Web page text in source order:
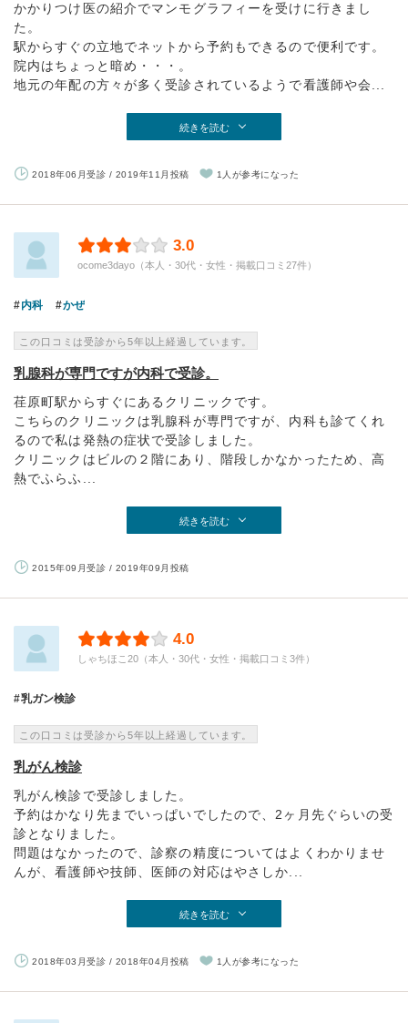
かかりつけ医の紹介でマンモグラフィーを受けに行きまし
た。
駅からすぐの立地でネットから予約もできるので便利です。
院内はちょっと暗め・・・。
地元の年配の方々が多く受診されているようで看護師や会...
続きを読む
2018年06月受診 / 2019年11月投稿 1人が参考になった
3.0
ocome3dayo（本人・30代・女性・掲載口コミ27件）
内科 かぜ
この口コミは受診から5年以上経過しています。
乳腺科が専門ですが内科で受診。
荏原町駅からすぐにあるクリニックです。
こちらのクリニックは乳腺科が専門ですが、内科も診てくれ
るので私は発熱の症状で受診しました。
クリニックはビルの２階にあり、階段しかなかったため、高
熱でふらふ...
続きを読む
2015年09月受診 / 2019年09月投稿
4.0
しゃちほこ20（本人・30代・女性・掲載口コミ3件）
乳ガン検診
この口コミは受診から5年以上経過しています。
乳がん検診
乳がん検診で受診しました。
予約はかなり先までいっぱいでしたので、2ヶ月先ぐらいの受
診となりました。
問題はなかったので、診察の精度についてはよくわかりませ
んが、看護師や技師、医師の対応はやさしか...
続きを読む
2018年03月受診 / 2018年04月投稿 1人が参考になった